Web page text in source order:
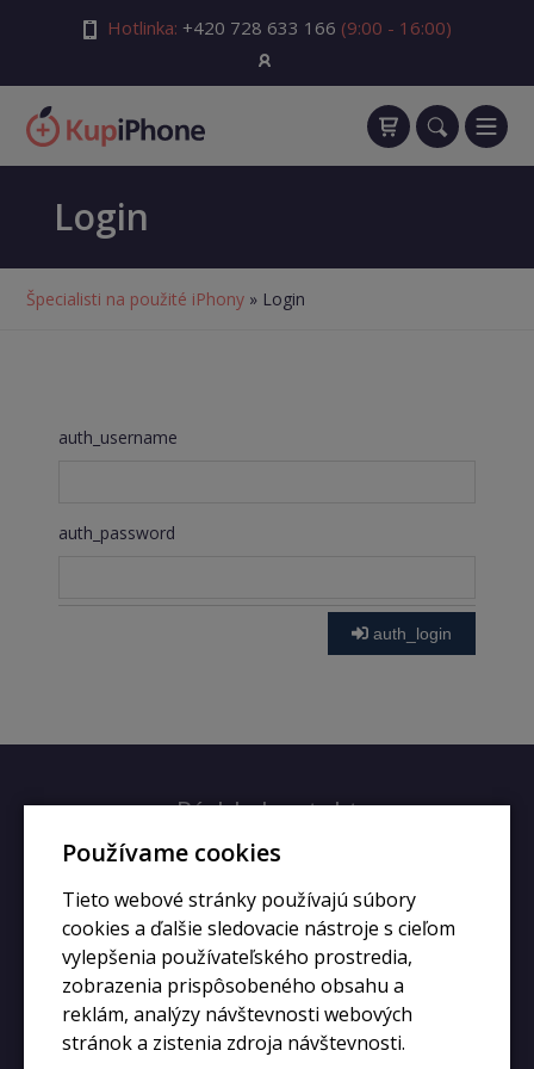
Hotlinka: +420 728 633 166 (9:00 - 16:00)
Login
Špecialisti na použité iPhony » Login
auth_username
auth_password
auth_login
Rýchly kontakt
info@kupiphone.cz
Používame cookies
Tieto webové stránky používajú súbory
cookies a ďalšie sledovacie nástroje s cieľom
vylepšenia používateľského prostredia,
zobrazenia prispôsobeného obsahu a
reklám, analýzy návštevnosti webových
stránok a zistenia zdroja návštevnosti.